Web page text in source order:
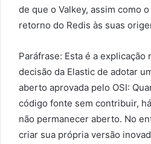
de que o Valkey, assim como
retorno do Redis às suas
Paráfrase: Esta é a
decisão da Elastic de adotar
aberto aprovada pelo OSI:
código fonte sem contribuir,
não permanecer aberto. No
criar sua própria versão